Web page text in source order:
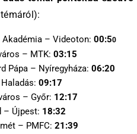
Akadémia – Videoton: 00:50
– MTK: 03:15
Pápa – Nyíregyháza: 06:20
09:17
– Győr: 12:17
– Újpest: 18:32
– PMFC: 21:39